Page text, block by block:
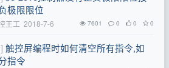
极限限位
王工 2018-7-6 7601 0 0 0
触控屏编程时如何清空所有指令,如
指令